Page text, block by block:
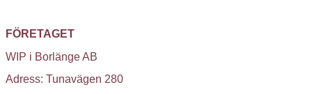
FÖRETAGET
WIP i Borlänge AB
Adress: Tunavägen 280